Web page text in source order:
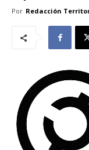
Por Redacción